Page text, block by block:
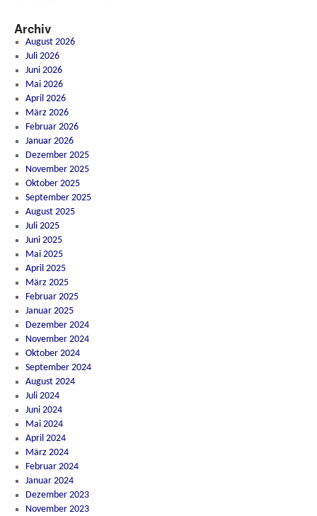
Archiv
August 2026
Juli 2026
Juni 2026
Mai 2026
April 2026
März 2026
Februar 2026
Januar 2026
Dezember 2025
November 2025
Oktober 2025
September 2025
August 2025
Juli 2025
Juni 2025
Mai 2025
April 2025
März 2025
Februar 2025
Januar 2025
Dezember 2024
November 2024
Oktober 2024
September 2024
August 2024
Juli 2024
Juni 2024
Mai 2024
April 2024
März 2024
Februar 2024
Januar 2024
Dezember 2023
November 2023